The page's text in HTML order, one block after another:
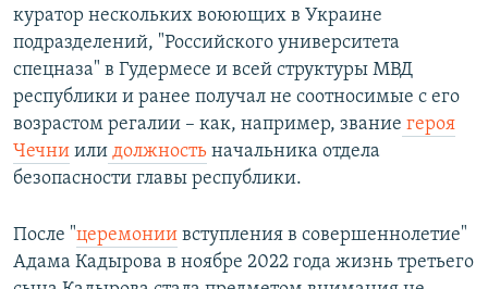
куратор нескольких воюющих в Украине
подразделений, "Российского университета
спецназа" в Гудермесе и всей структуры МВД
республики и ранее получал не соотносимые с его
возрастом регалии – как, например, звание героя
Чечни или должность начальника отдела
безопасности главы республики.
После "церемонии вступления в совершеннолетие"
Адама Кадырова в ноябре 2022 года жизнь третьего